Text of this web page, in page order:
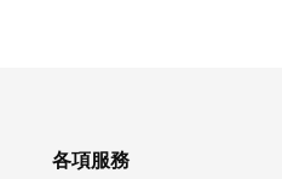
各項服務